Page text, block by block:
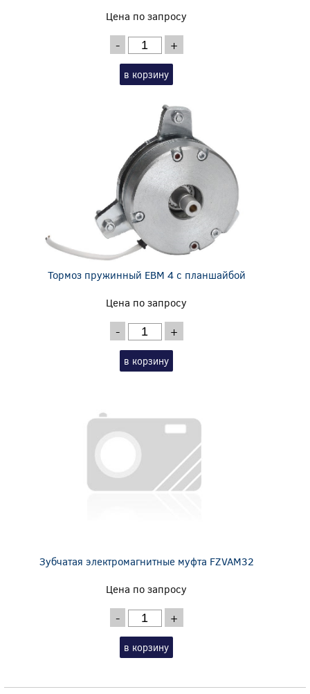
Цена по запросу
- +
в корзину
Тормоз пружинный EBM 4 с планшайбой
Цена по запросу
- +
в корзину
Зубчатая электромагнитные муфта FZVAM32
Цена по запросу
- +
в корзину